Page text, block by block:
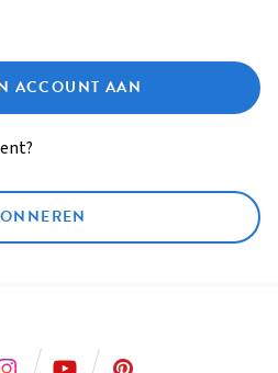
ACCOUNT AAN